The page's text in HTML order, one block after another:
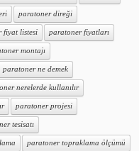
paratoner direği
fiyat listesi paratoner fiyatları
montajı
paratoner ne demek
nerelerde kullanılır
paratoner projesi
tesisatı
paratoner topraklama ölçümü